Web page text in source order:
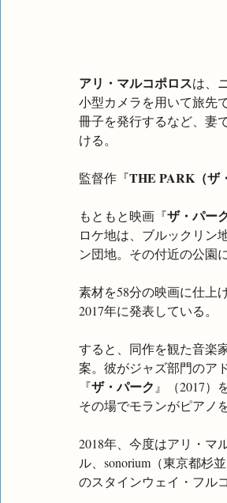
アリ・マルコポロスは、
小型カメラを用いて旅先
冊子を発行するなど、妻
ける。
監督作『THE PARK（ザ
もともと映画『ザ・パー
ロケ地は、ブルックリン
ン団地。その付近の公園
素材を58分の映画に仕上
2017年に発表している。
すると、同作を観た音楽
案。彼がジャズ部門のア
『ザ・パーク』（2017）
その場でモランがピアノ
2018年、今度はアリ・マ
ル、sonorium（東京都杉
のスタインウェイ・フル